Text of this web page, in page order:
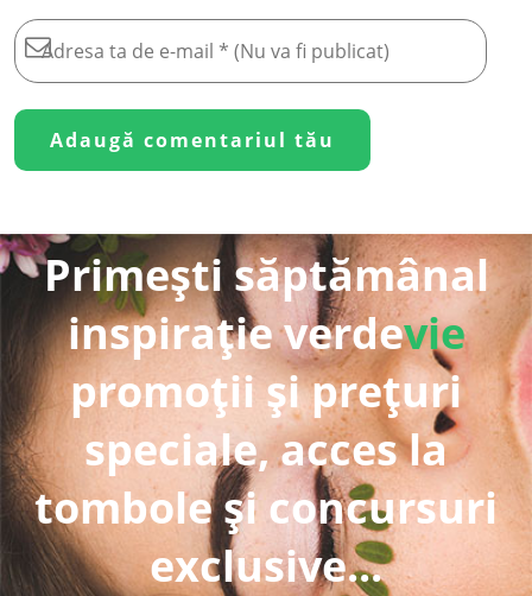
Primești săptămânal
inspirație verdevie
promoții și prețuri
speciale, acces la
tombole și concursuri
exclusive...